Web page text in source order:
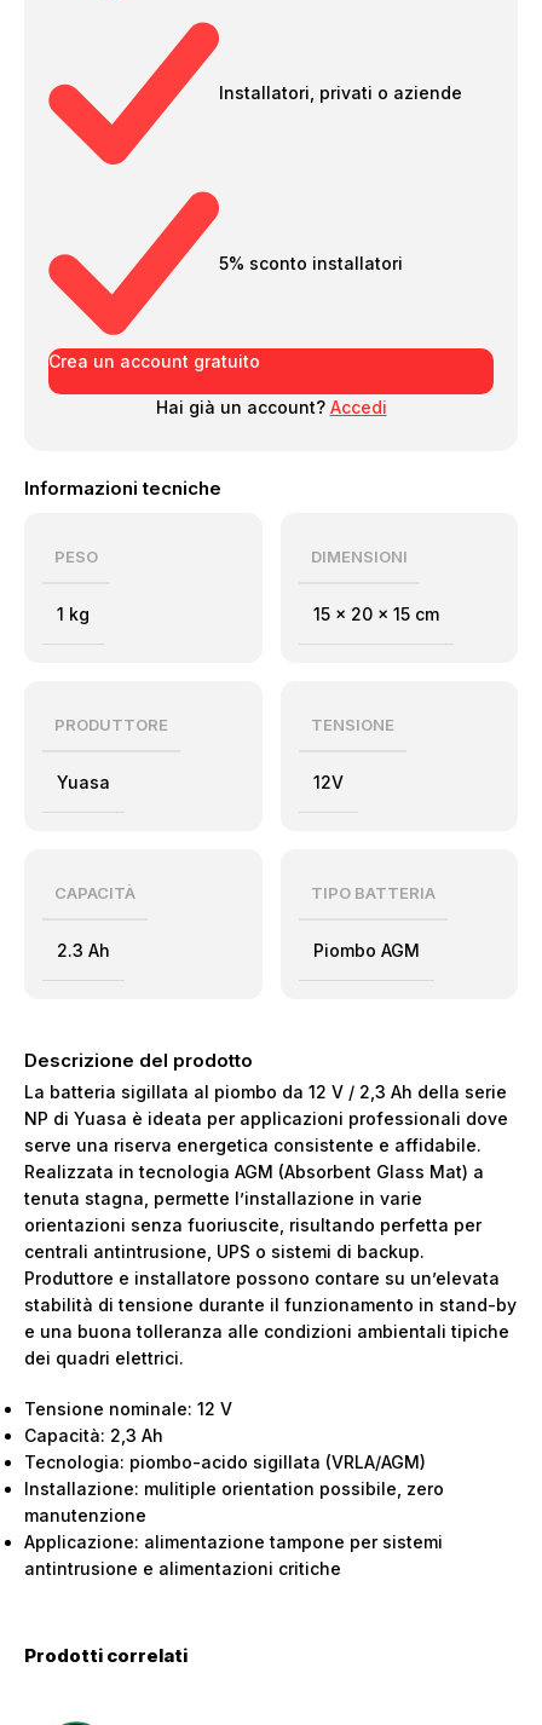
Installatori, privati o aziende
5% sconto installatori
Crea un account gratuito
Hai già un account? Accedi
Informazioni tecniche
PESO
1 kg
DIMENSIONI
15 × 20 × 15 cm
PRODUTTORE
Yuasa
TENSIONE
12V
CAPACITÀ
2.3 Ah
TIPO BATTERIA
Piombo AGM
Descrizione del prodotto
La batteria sigillata al piombo da 12 V / 2,3 Ah della serie
NP di Yuasa è ideata per applicazioni professionali dove
serve una riserva energetica consistente e affidabile.
Realizzata in tecnologia AGM (Absorbent Glass Mat) a
tenuta stagna, permette l’installazione in varie
orientazioni senza fuoriuscite, risultando perfetta per
centrali antintrusione, UPS o sistemi di backup.
Produttore e installatore possono contare su un’elevata
stabilità di tensione durante il funzionamento in stand-by
e una buona tolleranza alle condizioni ambientali tipiche
dei quadri elettrici.
Tensione nominale: 12 V
Capacità: 2,3 Ah
Tecnologia: piombo-acido sigillata (VRLA/AGM)
Installazione: mulitiple orientation possibile, zero
manutenzione
Applicazione: alimentazione tampone per sistemi
antintrusione e alimentazioni critiche
Prodotti correlati